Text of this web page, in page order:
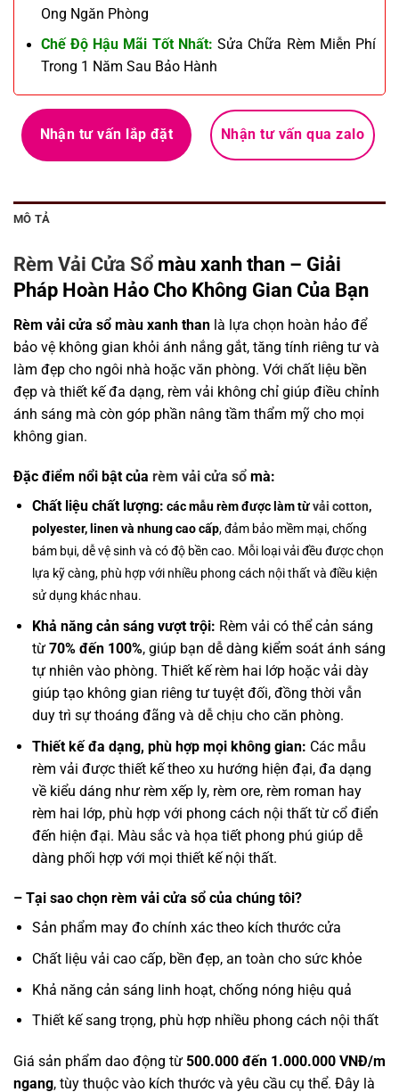
Ong Ngăn Phòng
Chế Độ Hậu Mãi Tốt Nhất: Sửa Chữa Rèm Miễn Phí
Trong 1 Năm Sau Bảo Hành
Nhận tư vấn lắp đặt Nhận tư vấn qua zalo
MÔ TẢ
Rèm Vải Cửa Sổ màu xanh than – Giải
Pháp Hoàn Hảo Cho Không Gian Của Bạn
Rèm vải cửa sổ màu xanh than là lựa chọn hoàn hảo để
bảo vệ không gian khỏi ánh nắng gắt, tăng tính riêng tư và
làm đẹp cho ngôi nhà hoặc văn phòng. Với chất liệu bền
đẹp và thiết kế đa dạng, rèm vải không chỉ giúp điều chỉnh
ánh sáng mà còn góp phần nâng tầm thẩm mỹ cho mọi
không gian.
Đặc điểm nổi bật của rèm vải cửa sổ mà:
Chất liệu chất lượng: các mẫu rèm được làm từvải cotton,
polyester, linenvà nhung cao cấp, đảm bảo mềm mại, chống
bám bụi, dễ vệ sinh và có độ bền cao. Mỗi loại vải đều được chọn
lựa kỹ càng, phù hợp với nhiều phong cách nội thất và điều kiện
sử dụng khác nhau.
Khả năng cản sáng vượt trội: Rèm vải có thể cản sáng
từ 70% đến 100%, giúp bạn dễ dàng kiểm soát ánh sáng
tự nhiên vào phòng. Thiết kế rèm hai lớp hoặc vải dày
giúp tạo không gian riêng tư tuyệt đối, đồng thời vẫn
duy trì sự thoáng đãng và dễ chịu cho căn phòng.
Thiết kế đa dạng, phù hợp mọi không gian: Các mẫu
rèm vải được thiết kế theo xu hướng hiện đại, đa dạng
về kiểu dáng như rèm xếp ly, rèm ore, rèm roman hay
rèm hai lớp, phù hợp với phong cách nội thất từ cổ điển
đến hiện đại. Màu sắc và họa tiết phong phú giúp dễ
dàng phối hợp với mọi thiết kế nội thất.
– Tại sao chọn rèm vải cửa sổ của chúng tôi?
Sản phẩm may đo chính xác theo kích thước cửa
Chất liệu vải cao cấp, bền đẹp, an toàn cho sức khỏe
Khả năng cản sáng linh hoạt, chống nóng hiệu quả
Thiết kế sang trọng, phù hợp nhiều phong cách nội thất
Giá sản phẩm dao động từ 500.000 đến 1.000.000 VNĐ/m
ngang, tùy thuộc vào kích thước và yêu cầu cụ thể. Đây là